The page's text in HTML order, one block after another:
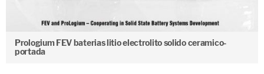
Prologium FEV baterias litio electrolito solido ceramico-
portada